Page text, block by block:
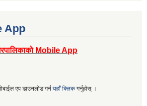
App
Mobile App
एप डाउनलोड गर्न यहाँ क्लिक गर्नुहोस् ।